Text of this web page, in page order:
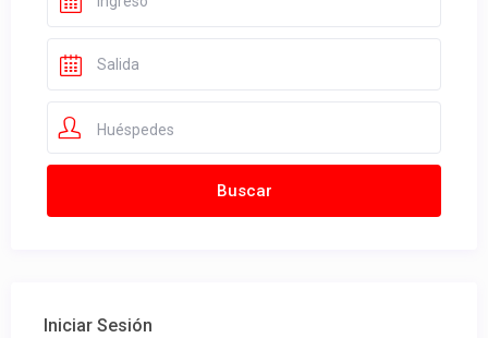
Huéspedes
Iniciar Sesión